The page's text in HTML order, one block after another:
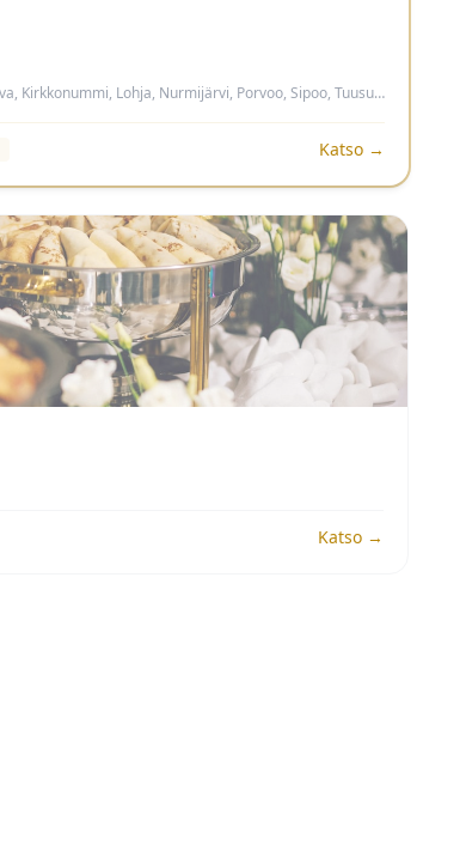
Espoo, Helsinki, Hyvinkää, Järvenpää, Kerava, Kirkkonummi, Lohja, Nurmijärvi, Porvoo, Sipoo, Tuusula, Vantaa, Vihti
Katso →
Katso →